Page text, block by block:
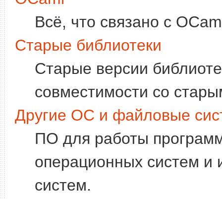
Всё, что связано с
Старые библиотеки
Старые версии
совместимости со
Другие ОС и файловые
ПО для работы
операционных систем и
систем.